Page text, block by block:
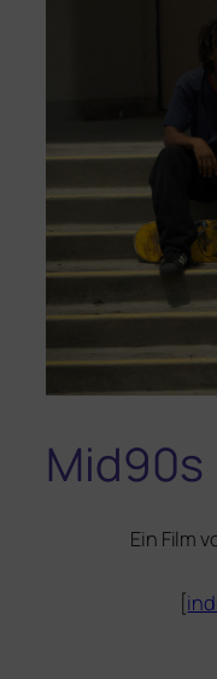
Mid90s
Ein Film
[